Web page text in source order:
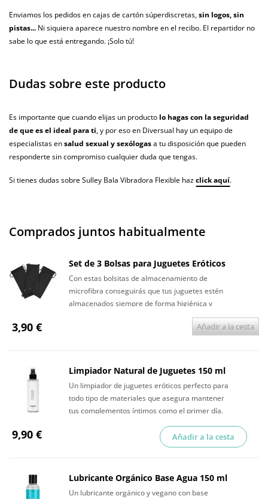
Enviamos los pedidos en cajas de cartón súperdiscretas,sin logos, sin
pistas... Ni siquiera aparece nuestro nombre en el recibo. El repartidor no
sabe lo que está entregando. ¡Solo tú!
Dudas sobre este producto
Es importante que cuando elijas un producto lo hagas con la seguridad
de que es el ideal para ti, y por eso en Diversual hay un equipo de
especialistas ensalud sexual y sexólogasa tu disposición que pueden
responderte sin compromiso cualquier duda que tengas.
Si tienes dudas sobre Sulley Bala Vibradora Flexible hazclick aquí.
Comprados juntos habitualmente
Set de 3 Bolsas para Juguetes Eróticos
Con estas bolsitas de almacenamiento de
microfibra conseguirás que tus juguetes estén
almacenados siempre de forma higiénica y
3,90 € Añadir a la cesta
Limpiador Natural de Juguetes 150 ml
Un limpiador de juguetes eróticos perfecto para
todo tipo de materiales que asegura mantener
tus complementos íntimos como el primer día.
9,90 € Añadir a la cesta
Lubricante Orgánico Base Agua 150 ml
Un lubricante orgánico y vegano con base